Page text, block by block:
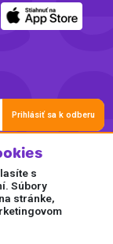
Prihlásiť sa k odberu
zasielaním
som sa so
s
Súbory
stránke,